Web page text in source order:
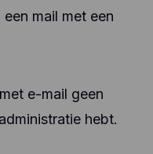
mail met een
e-mail geen
hebt.